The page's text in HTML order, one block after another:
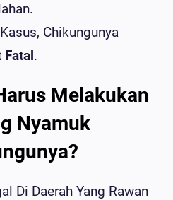
Chikungunya
Fatal.
Melakukan
Nyamuk
Di Daerah Yang Rawan